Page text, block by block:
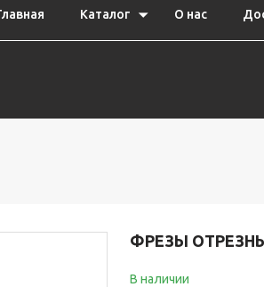
Каталог О нас
ФРЕЗЫ
В наличии